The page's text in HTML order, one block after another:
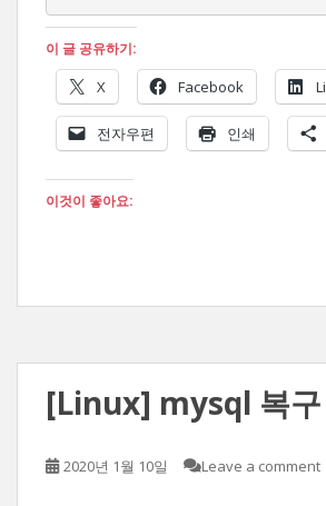
이 글 공유하기:
X Facebook
전자우편 인쇄
이것이 좋아요:
[Linux] mysql 복
2020년 1월 10일 Leave a comment